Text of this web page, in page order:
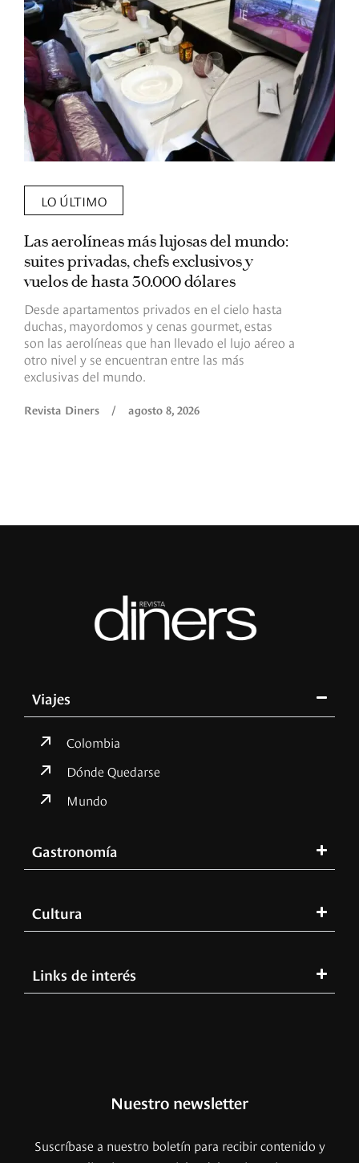
LO ÚLTIMO
Las aerolíneas más lujosas del mundo:
suites privadas, chefs exclusivos y
vuelos de hasta 30.000 dólares
Desde apartamentos privados en el cielo hasta
duchas, mayordomos y cenas gourmet, estas
son las aerolíneas que han llevado el lujo aéreo a
otro nivel y se encuentran entre las más
exclusivas del mundo.
Revista Diners / agosto 8, 2026
Viajes
Colombia
Dónde Quedarse
Mundo
Gastronomía
Cultura
Links de interés
Nuestro newsletter
Suscríbase a nuestro boletín para recibir contenido y